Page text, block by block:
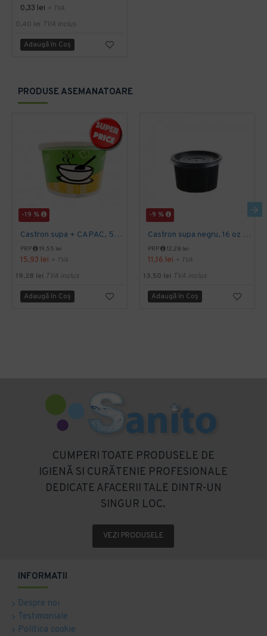
0,33 lei + TVA
0,40 lei TVA inclus
Adaugă în Coş
PRODUSE ASEMANATOARE
-19 %
Castron supa + CAPAC, 520 gr, 25 buc/set
PRP 19,55 lei
15,93 lei + TVA
19,28 lei TVA inclus
Adaugă în Coş
-9 %
Castron supa negru, 16 oz + Capac BOL transparent, 25 buc/set
PRP 12,28 lei
11,16 lei + TVA
13,50 lei TVA inclus
Adaugă în Coş
CUMPERI TOATE PRODUSELE DE
IGIENĂ SI CURĂTENIE PROFESIONALE
DEDICATE AFACERII TALE DINTR-UN
SINGUR LOC.
VEZI PRODUSELE
INFORMATII
Despre noi
Testimoniale
Politica cookie